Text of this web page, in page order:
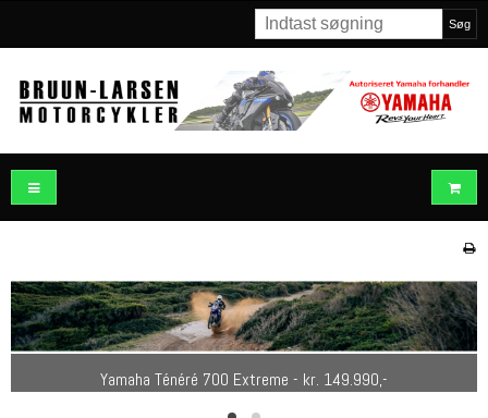
Søg
Yamaha Ténéré 700 Extreme - kr. 149.990,-
Yamaha MT-07 - kr. 95.990,-